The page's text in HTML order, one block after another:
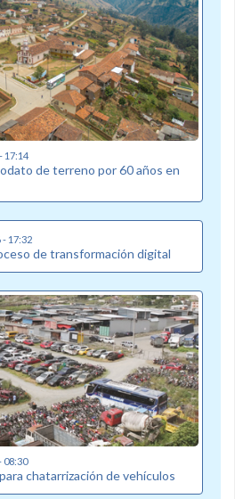
17:14
de terreno por 60 años en
17:32
de transformación digital
08:30
chatarrización de vehículos